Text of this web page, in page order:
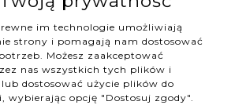
pełną wersję strony
im technologie umożliwiają
strony i pomagają nam dostosować
Możesz zaakceptować
nas wszystkich tych plików i
dostosować użycie plików do
wybierając opcję "Dostosuj zgody".